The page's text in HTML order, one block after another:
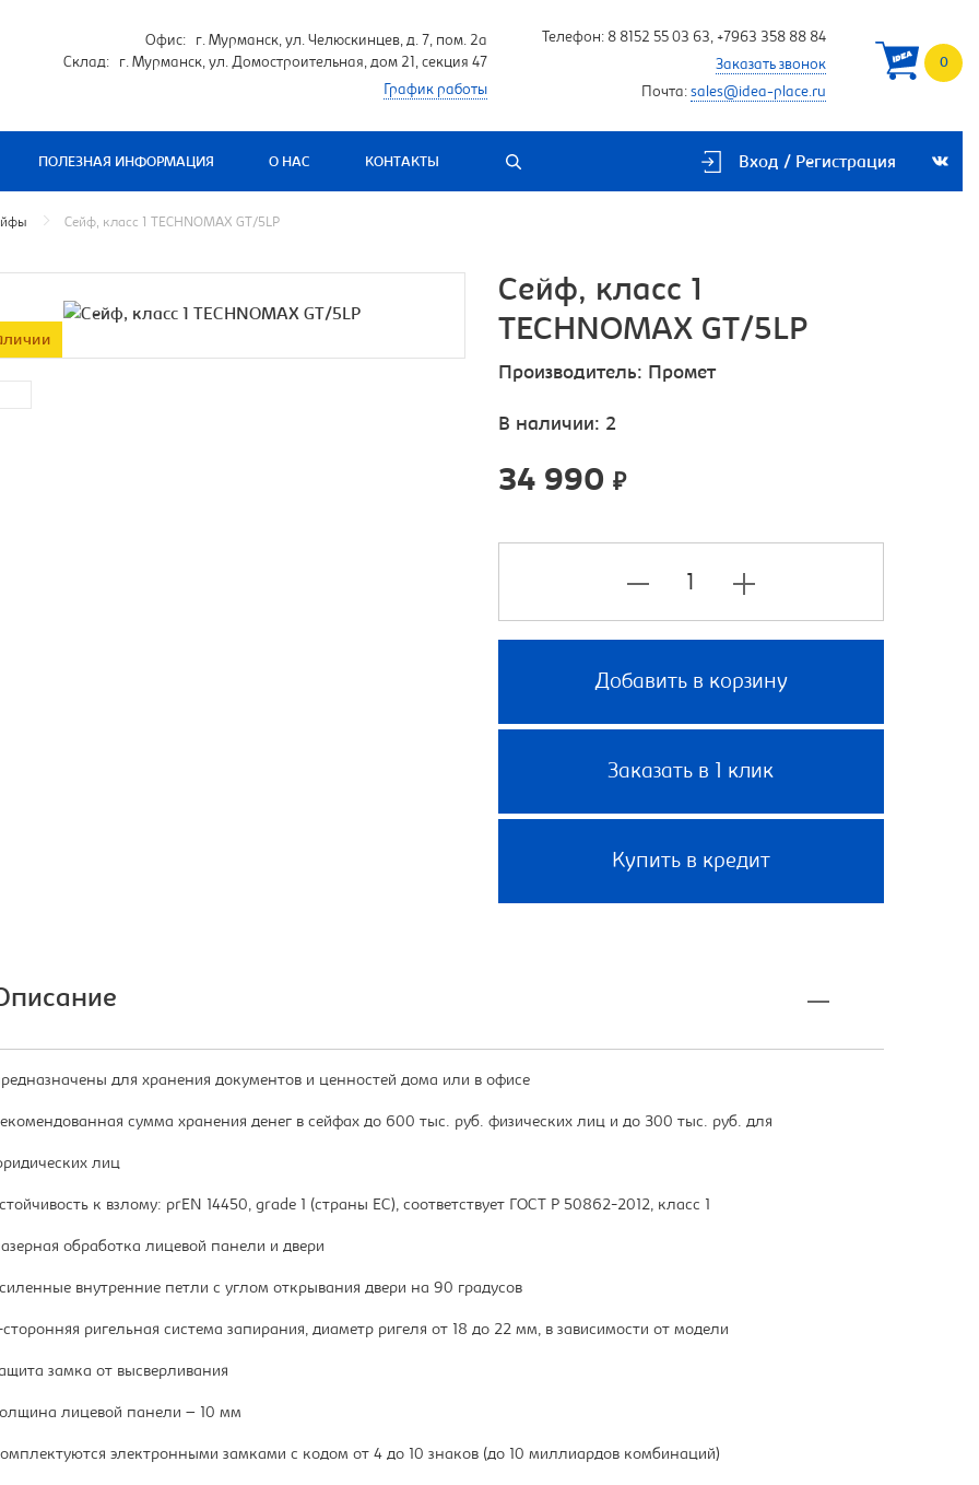
Офис: г. Мурманск, ул. Челюскинцев, д. 7, пом. 2а
Склад: г. Мурманск, ул. Домостроительная, дом 21, секция 47
График работы
Телефон: 8 8152 55 03 63, +7963 358 88 84
Заказать звонок
Почта: sales@idea-place.ru
0
ПОЛЕЗНАЯ ИНФОРМАЦИЯ О НАС КОНТАКТЫ Вход / Регистрация
Сейф, класс 1 TECHNOMAX GT/5LP
Сейф, класс 1
TECHNOMAX GT/5LP
Производитель: Промет
В наличии: 2
34 990 ₽
Добавить в корзину
Заказать в 1 клик
Купить в кредит
для хранения документов и ценностей дома или в офисе
сумма хранения денег в сейфах до 600 тыс. руб. физических лиц и до 300 тыс. руб. для
лиц
к взлому: prEN 14450, grade 1 (страны ЕС), соответствует ГОСТ Р 50862-2012, класс 1
обработка лицевой панели и двери
внутренние петли с углом открывания двери на 90 градусов
сторонняя ригельная система запирания, диаметр ригеля от 18 до 22 мм, в зависимости от модели
замка от высверливания
лицевой панели – 10 мм
электронными замками с кодом от 4 до 10 знаков (до 10 миллиардов комбинаций)